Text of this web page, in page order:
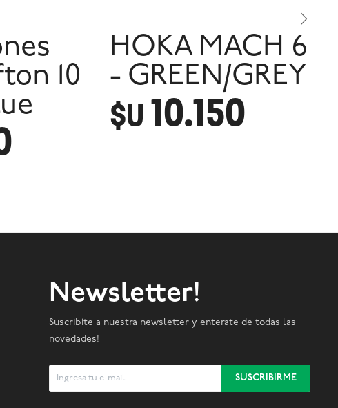
10
HOKA MACH 6
- GREEN/GREY
$U 10.150
Newsletter!
Suscribite a nuestra newsletter y enterate de todas las
novedades!
SUSCRIBIRME